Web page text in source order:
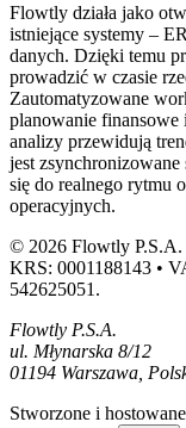
Flowtly działa jako
istniejące systemy –
danych. Dzięki temu
prowadzić w czasie
Zautomatyzowane
planowanie finansowe
analizy przewidują
jest
się do realnego rytmu
operacyjnych.
© 2026 Flowtly P.S.A.
KRS: 0001188143 •
542625051.
Flowtly P.S.A.
ul. Młynarska 8/12
01194 Warszawa,
Stworzone i